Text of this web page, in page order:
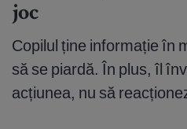
joc
Copilul ține informație în
să se piardă. În plus, îl
acțiunea, nu să